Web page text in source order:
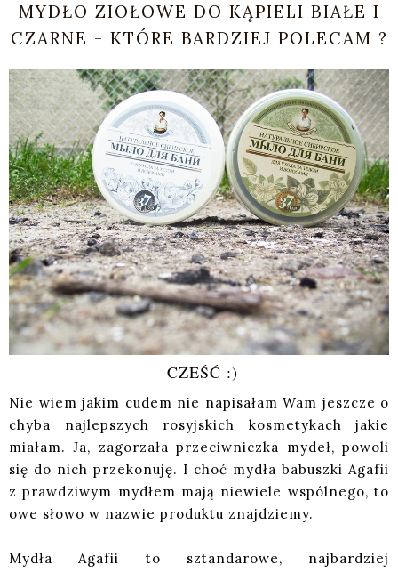
MYDŁO ZIOŁOWE DO KĄPIELI BIAŁE I
CZARNE - KTÓRE BARDZIEJ POLECAM ?
CZEŚĆ :)
Nie wiem jakim cudem nie napisałam Wam jeszcze o
chyba najlepszych rosyjskich kosmetykach jakie
miałam. Ja, zagorzała przeciwniczka mydeł, powoli
się do nich przekonuję. I choć mydła babuszki Agafii
z prawdziwym mydłem mają niewiele wspólnego, to
owe słowo w nazwie produktu znajdziemy.
Mydła Agafii to sztandarowe, najbardziej